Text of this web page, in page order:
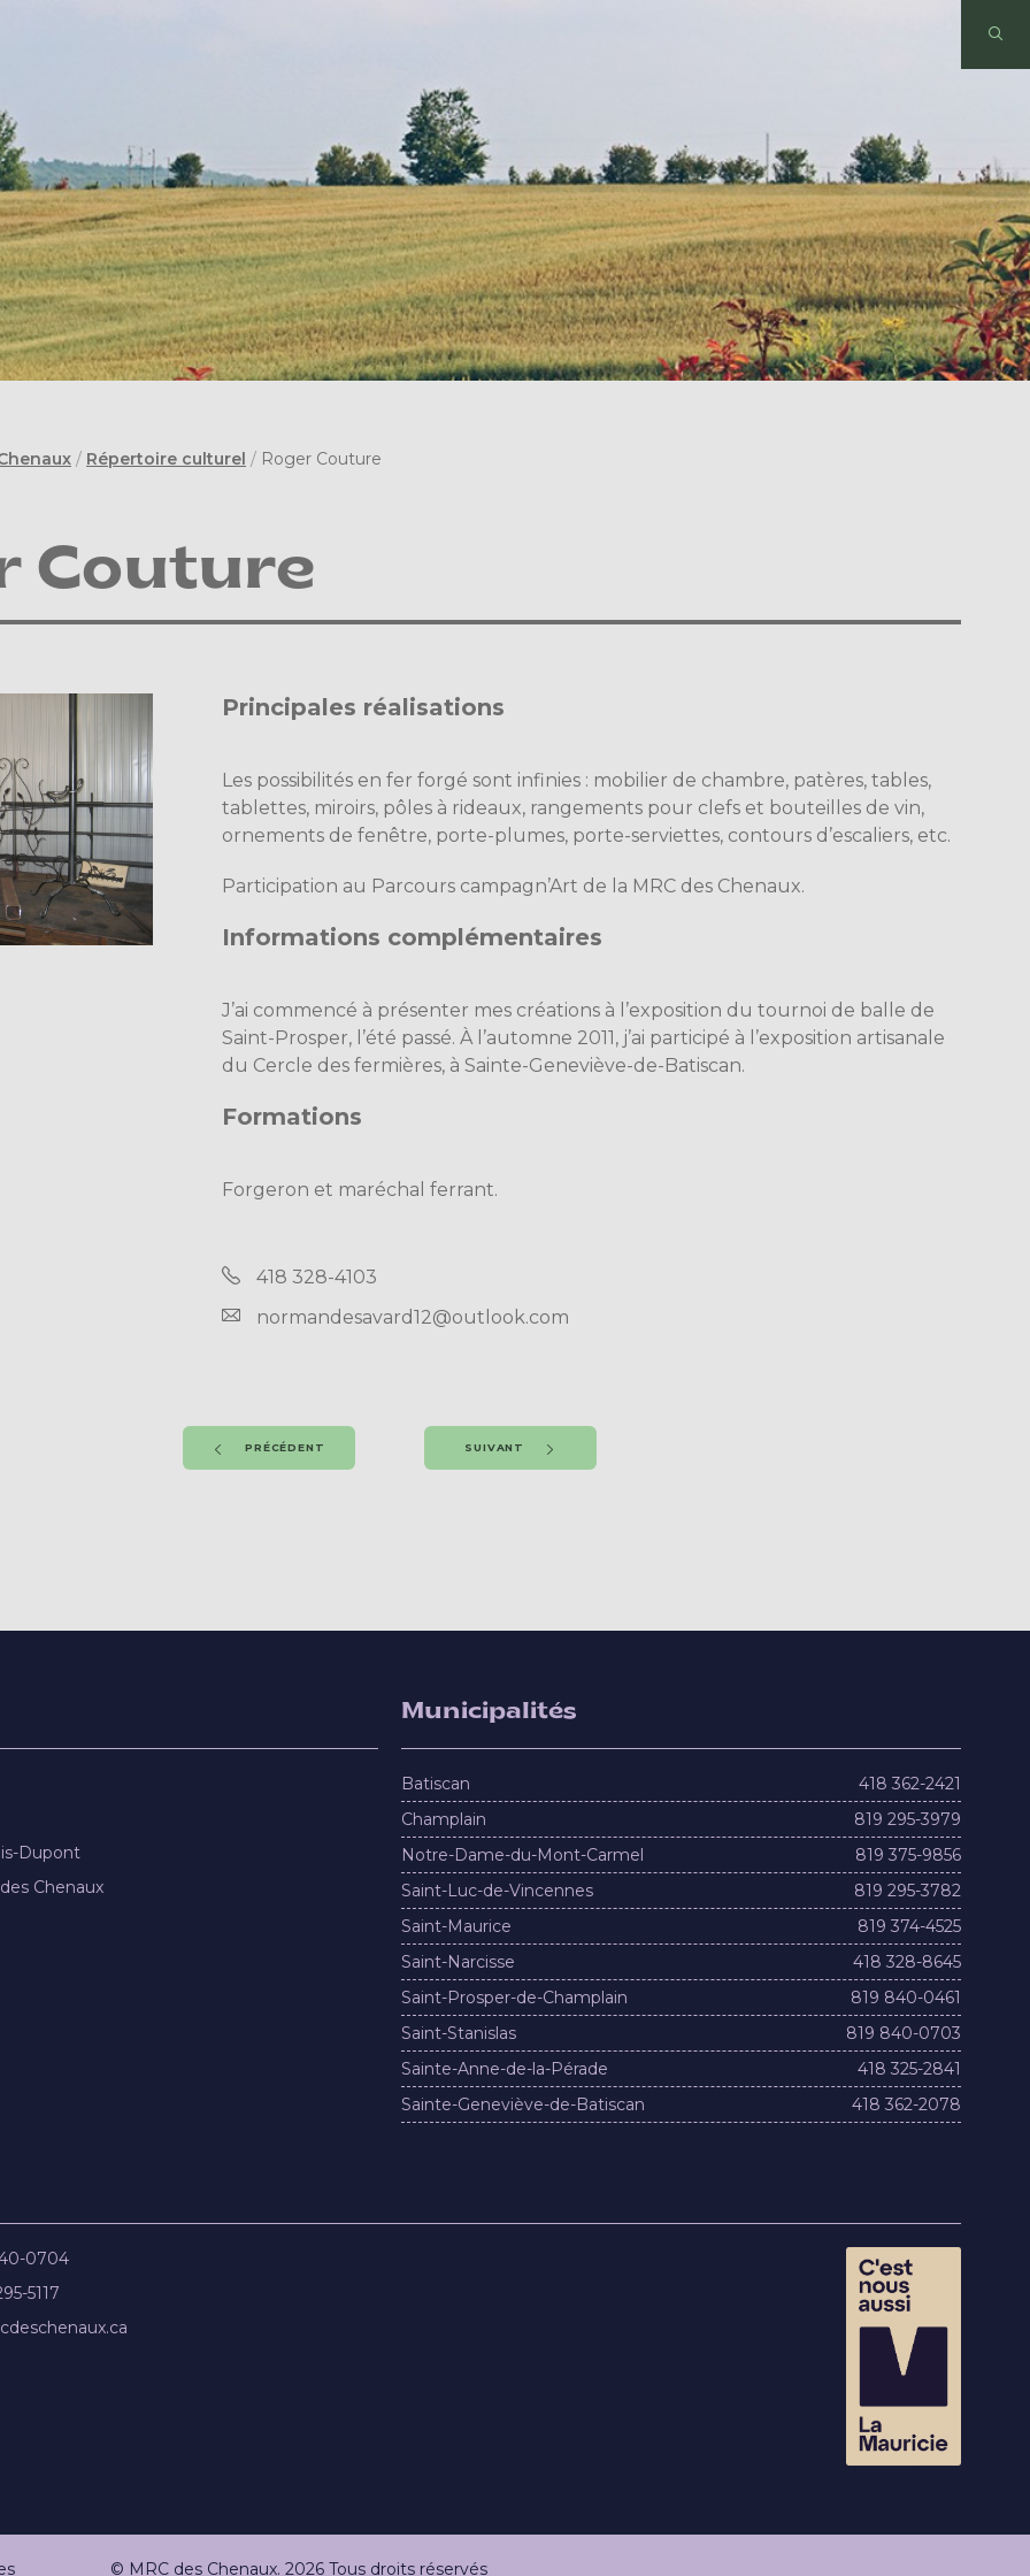
/ Répertoire culturel / Roger Couture
Couture
Principales réalisations
Les possibilités en fer forgé sont infinies : mobilier de chambre, patères, tables,
tablettes, miroirs, pôles à rideaux, rangements pour clefs et bouteilles de vin,
ornements de fenêtre, porte-plumes, porte-serviettes, contours d’escaliers, etc.
Participation au Parcours campagn’Art de la MRC des Chenaux.
Informations complémentaires
J’ai commencé à présenter mes créations à l’exposition du tournoi de balle de
Saint-Prosper, l’été passé. À l’automne 2011, j’ai participé à l’exposition artisanale
du Cercle des fermières, à Sainte-Geneviève-de-Batiscan.
Formations
Forgeron et maréchal ferrant.
418 328-4103
normandesavard12@outlook.com
PRÉCÉDENT SUIVANT
Dupont
Chenaux
Municipalités
Batiscan
418 362-2421
Champlain
819 295-3979
Notre-Dame-du-Mont-Carmel
819 375-9856
Saint-Luc-de-Vincennes
819 295-3782
Saint-Maurice
819 374-4525
Saint-Narcisse
418 328-8645
Saint-Prosper-de-Champlain
819 840-0461
Saint-Stanislas
819 840-0703
Sainte-Anne-de-la-Pérade
418 325-2841
Sainte-Geneviève-de-Batiscan
418 362-2078
0704
5117
© MRC des Chenaux. 2026 Tous droits réservés